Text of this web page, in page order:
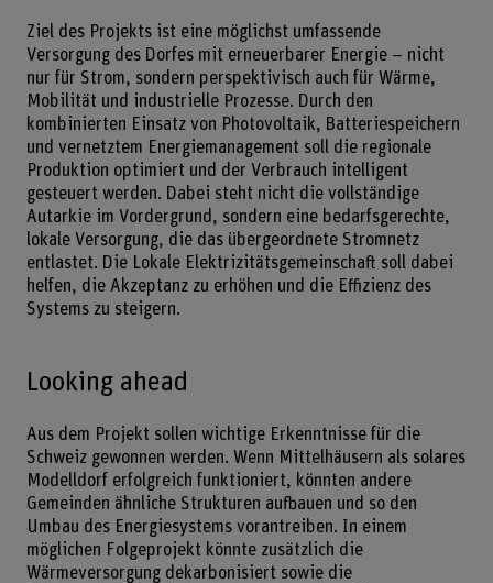
Ziel des Projekts ist eine möglichst umfassende
Versorgung des Dorfes mit erneuerbarer Energie – nicht
nur für Strom, sondern perspektivisch auch für Wärme,
Mobilität und industrielle Prozesse. Durch den
kombinierten Einsatz von Photovoltaik, Batteriespeichern
und vernetztem Energiemanagement soll die regionale
Produktion optimiert und der Verbrauch intelligent
gesteuert werden. Dabei steht nicht die vollständige
Autarkie im Vordergrund, sondern eine bedarfsgerechte,
lokale Versorgung, die das übergeordnete Stromnetz
entlastet. Die Lokale Elektrizitätsgemeinschaft soll dabei
helfen, die Akzeptanz zu erhöhen und die Effizienz des
Systems zu steigern.
Looking ahead
Aus dem Projekt sollen wichtige Erkenntnisse für die
Schweiz gewonnen werden. Wenn Mittelhäusern als solares
Modelldorf erfolgreich funktioniert, könnten andere
Gemeinden ähnliche Strukturen aufbauen und so den
Umbau des Energiesystems vorantreiben. In einem
möglichen Folgeprojekt könnte zusätzlich die
Wärmeversorgung dekarbonisiert sowie die